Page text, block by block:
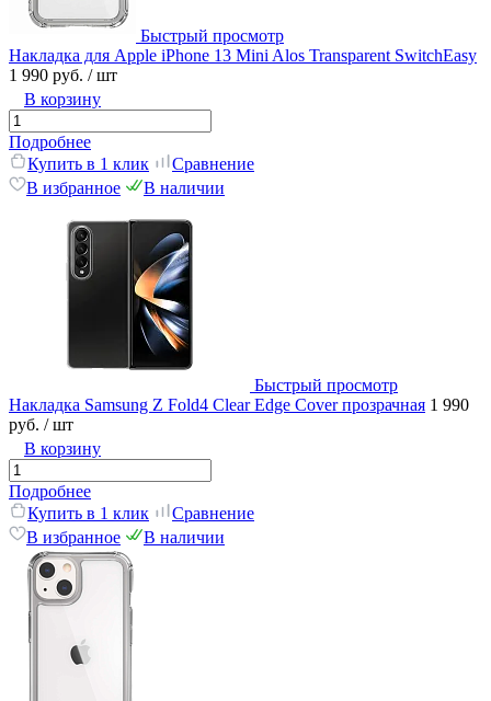
Быстрый просмотр
Накладка для Apple iPhone 13 Mini Alos Transparent SwitchEasy
1 990 руб. / шт
В корзину
Подробнее
Купить в 1 клик
Сравнение
В избранное
В наличии
Быстрый просмотр
Накладка Samsung Z Fold4 Clear Edge Cover прозрачная 1 990
руб. / шт
В корзину
Подробнее
Купить в 1 клик
Сравнение
В избранное
В наличии